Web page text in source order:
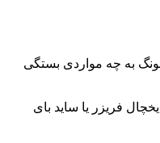
به چه مواردی بستگی
فریزر یا ساید بای